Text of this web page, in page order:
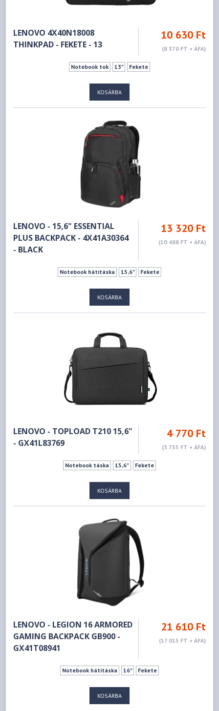
LENOVO 4X40N18008
THINKPAD - FEKETE - 13
10 630 Ft
(8 370 FT + ÁFA)
Notebook tok 13" Fekete
KOSÁRBA
LENOVO - 15,6" ESSENTIAL
PLUS BACKPACK - 4X41A30364
- BLACK
13 320 Ft
(10 488 FT + ÁFA)
Notebook hátitáska 15,6" Fekete
KOSÁRBA
LENOVO - TOPLOAD T210 15,6"
- GX41L83769
4 770 Ft
(3 755 FT + ÁFA)
Notebook táska 15,6" Fekete
KOSÁRBA
LENOVO - LEGION 16 ARMORED
GAMING BACKPACK GB900 -
GX41T08941
21 610 Ft
(17 015 FT + ÁFA)
Notebook hátitáska 16" Fekete
KOSÁRBA